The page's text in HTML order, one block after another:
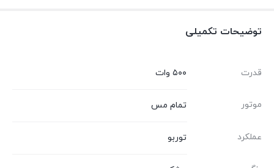
توضیحات تکمیلی
قدرت ۵۰۰ وات
موتور تمام مس
عملکرد توربو